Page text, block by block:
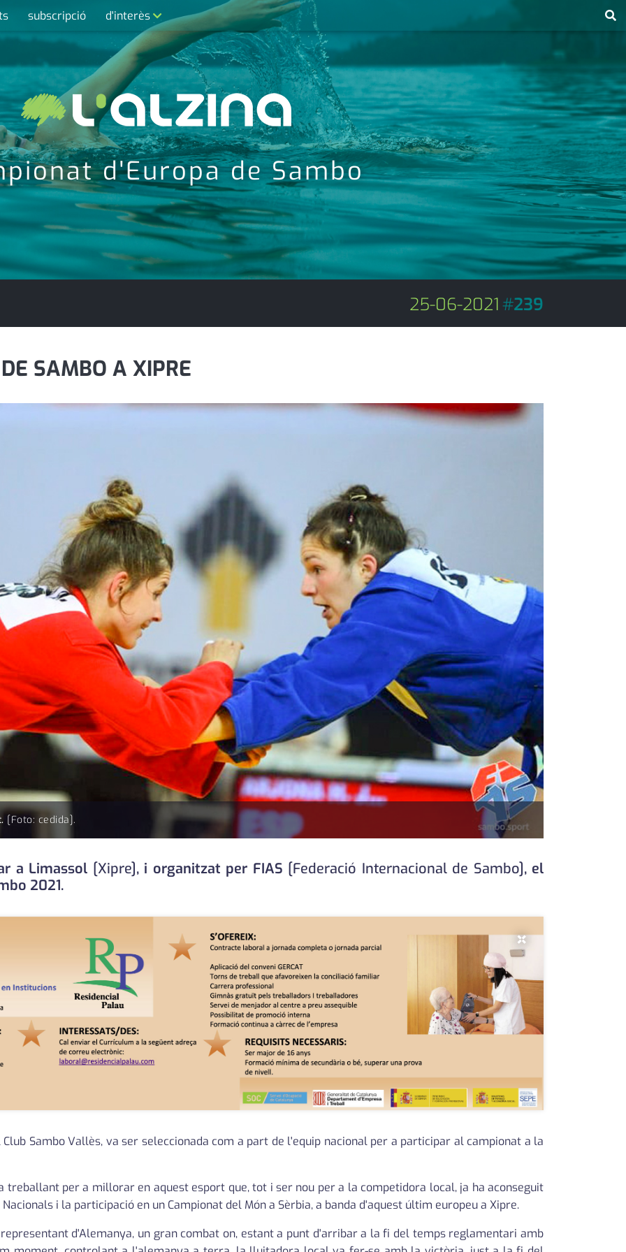
subscripció d'interès
contacte
farmàcies
telèfons
calendari
d'Europa de Sambo
25-06-2021 #239
SAMBO A XIPRE
[Foto: cedida].
a Limassol [Xipre], i organitzat per FIAS [Federació Internacional de Sambo], el
2021.
×
Sambo Vallès, va ser seleccionada com a part de l'equip nacional per a participar al campionat a la
treballant per a millorar en aquest esport que, tot i ser nou per a la competidora local, ja ha aconseguit
i la participació en un Campionat del Món a Sèrbia, a banda d'aquest últim europeu a Xipre.
d'Alemanya, un gran combat on, estant a punt d'arribar a la fi del temps reglamentari amb